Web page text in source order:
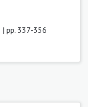
| pp. 337-356